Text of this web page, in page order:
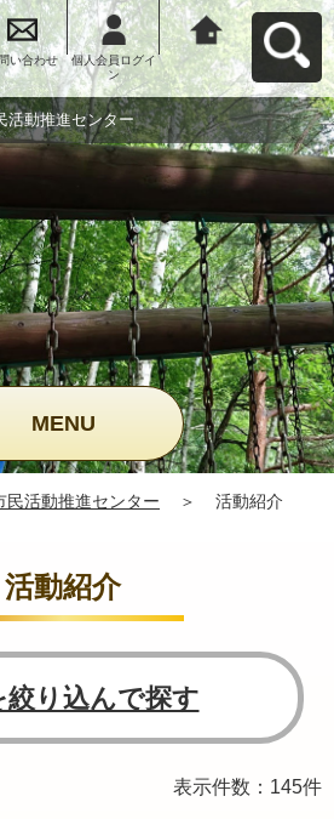
い合わせ
個人会員ログイ
ン
八千代市ボラン
ティア・市民活
動推進センター
へ戻る
活動推進センター
MENU
民活動推進センター ＞ 活動紹介
活動紹介
絞り込んで探す
表示件数：145件